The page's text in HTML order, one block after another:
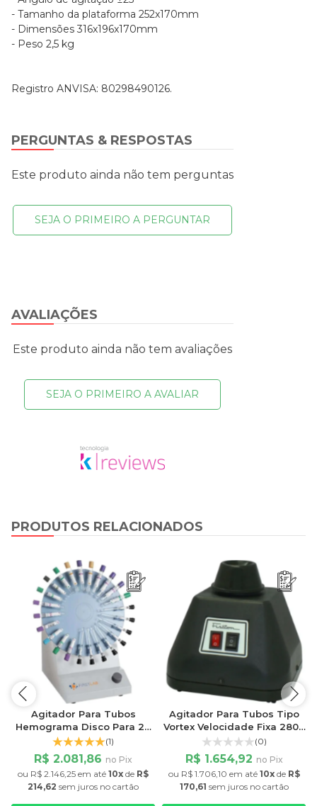
- Tamanho da plataforma 252x170mm
- Dimensões 316x196x170mm
- Peso 2,5 kg
Registro ANVISA: 80298490126.
AVALIAÇÕES
Este produto ainda não tem avaliações
SEJA O PRIMEIRO A AVALIAR
PERGUNTAS & RESPOSTAS
Este produto ainda não tem perguntas
SEJA O PRIMEIRO A PERGUNTAR
PRODUTOS RELACIONADOS
Agitador Para Tubos
Hemograma Disco Para 24
Tubos Velocidade 6 a
32rpm
(1)
R$ 2.081,86 no Pix
ou R$ 2.146,25 em até 10x de R$
214,62 sem juros no cartão
Agitador Para Tubos Tipo
Vortex Velocidade Fixa 2800
Rpm Fisatom
(0)
R$ 1.654,92 no Pix
ou R$ 1.706,10 em até 10xde R$
170,61 sem jurosno cartão